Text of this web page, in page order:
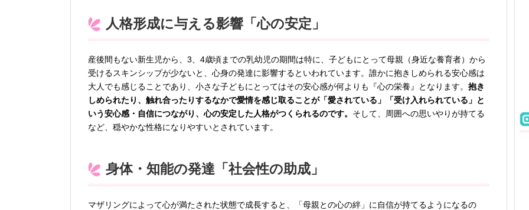
人格形成に与える影響「心の安定」
産後間もない新生児から、3、4歳頃までの乳幼児の期間は特に、子どもにとって母親（身近な養育者）から
受けるスキンシップが少ないと、心身の発達に影響するといわれています。誰かに抱きしめられる安心感は
大人でも感じることであり、小さな子どもにとってはその安心感が何よりも『心の栄養』となります。 抱き
しめられたり、触れ合ったりするなかで愛情を感じ取ることが「愛されている」「受け入れられている」と
いう安心感・自信につながり、心の安定した人格がつくられるのです。 そして、周囲への思いやりが持てる
など、穏やかな性格になりやすいとされています。
身体・知能の発達「社会性の助成」
マザリングによって心が満たされた状態で成長すると、「母親との心の絆」に自信が持てるようになるの